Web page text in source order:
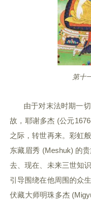
第十
由于对末法时期一
故，耶谢多杰 (公元
之际，转世再来。彩虹
东藏眉秀 (Meshuk) 的
去、现在、未来三世知
引导围绕在他周围的众
伏藏大师明珠多杰